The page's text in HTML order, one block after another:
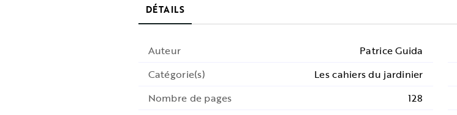
DÉTAILS
Auteur
Patrice Guida
Catégorie(s)
Les cahiers du jardinier
Nombre de pages
128